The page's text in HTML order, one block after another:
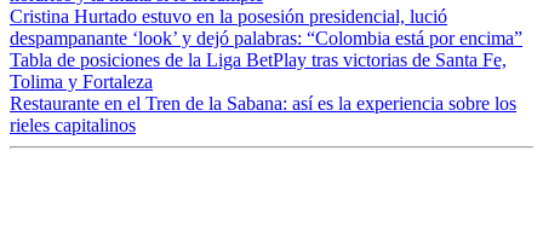
Cristina Hurtado estuvo en la posesión presidencial, lució
despampanante ‘look’ y dejó palabras: “Colombia está por encima”
Tabla de posiciones de la Liga BetPlay tras victorias de Santa Fe,
Tolima y Fortaleza
Restaurante en el Tren de la Sabana: así es la experiencia sobre los
rieles capitalinos